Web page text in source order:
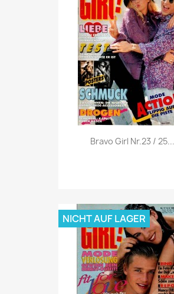
Vorschau
Bravo Girl Nr.23 / 25...
NICHT AUF LAGER